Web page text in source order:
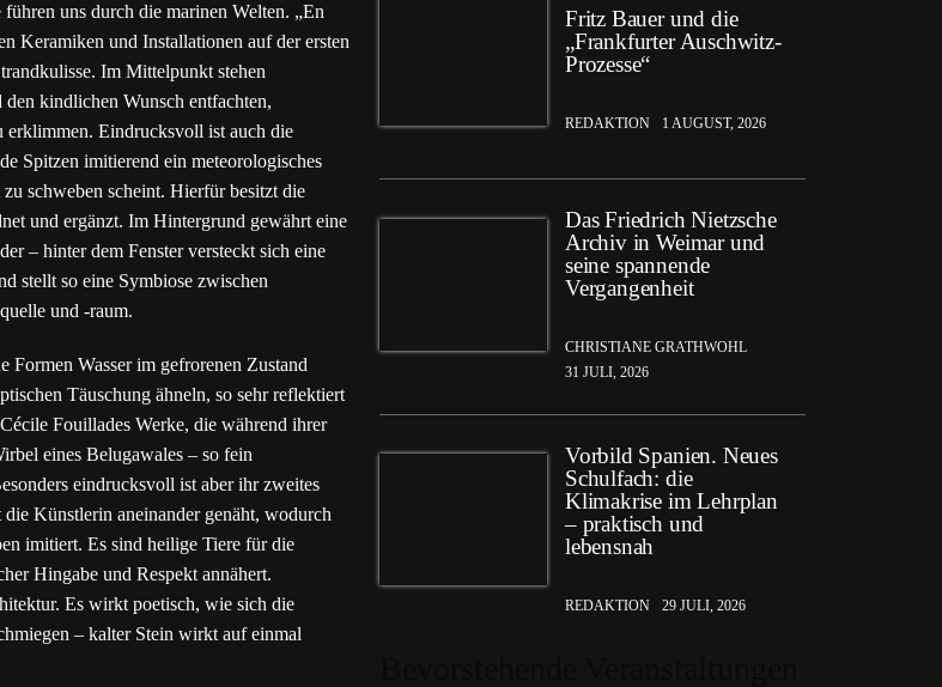
uns durch die marinen Welten. „En
Keramiken und Installationen auf der ersten
Im Mittelpunkt stehen
den kindlichen Wunsch entfachten,
erklimmen. Eindrucksvoll ist auch die
Spitzen imitierend ein meteorologisches
schweben scheint. Hierfür besitzt die
und ergänzt. Im Hintergrund gewährt eine
– hinter dem Fenster versteckt sich eine
stellt so eine Symbiose zwischen
und -raum.
Formen Wasser im gefrorenen Zustand
Täuschung ähneln, so sehr reflektiert
Fouillades Werke, die während ihrer
eines Belugawales – so fein
eindrucksvoll ist aber ihr zweites
Künstlerin aneinander genäht, wodurch
imitiert. Es sind heilige Tiere für die
Hingabe und Respekt annähert.
Es wirkt poetisch, wie sich die
– kalter Stein wirkt auf einmal
Fritz Bauer und die
„Frankfurter Auschwitz-
Prozesse“
REDAKTION 1 AUGUST, 2026
Das Friedrich Nietzsche
Archiv in Weimar und
seine spannende
Vergangenheit
CHRISTIANE GRATHWOHL
31 JULI, 2026
Vorbild Spanien. Neues
Schulfach: die
Klimakrise im Lehrplan
– praktisch und
lebensnah
REDAKTION 29 JULI, 2026